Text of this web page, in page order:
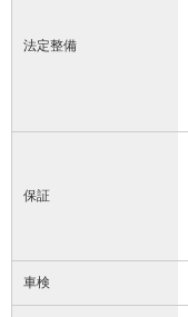
法定整備
保証
車検